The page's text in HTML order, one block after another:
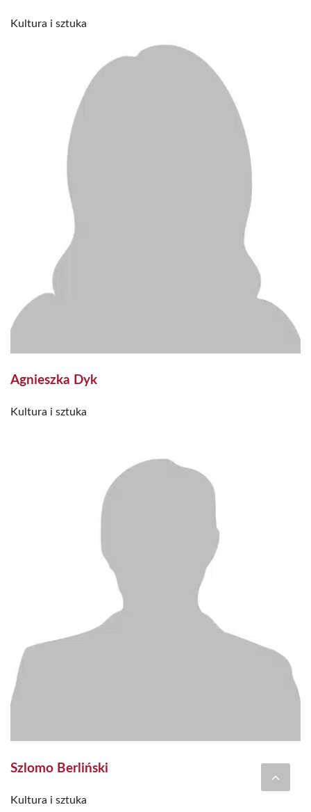
Kultura i sztuka
Agnieszka Dyk
Kultura i sztuka
Szlomo Berliński
Kultura i sztuka